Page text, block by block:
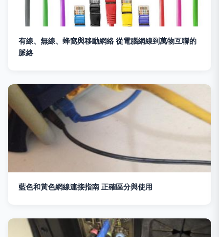
有線、無線、蜂窩與移動網絡 從電腦網線到萬物互聯的
脈絡
藍色和黃色網線連接指南 正確區分與使用